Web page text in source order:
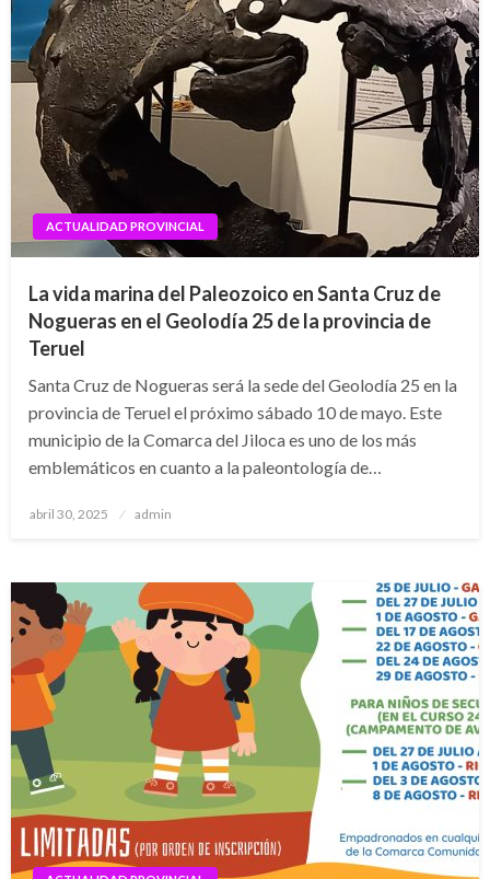
ACTUALIDAD PROVINCIAL
La vida marina del Paleozoico en Santa Cruz de
Nogueras en el Geolodía 25 de la provincia de
Teruel
Santa Cruz de Nogueras será la sede del Geolodía 25 en la
provincia de Teruel el próximo sábado 10 de mayo. Este
municipio de la Comarca del Jiloca es uno de los más
emblemáticos en cuanto a la paleontología de…
Publicado
abril 30, 2025 admin